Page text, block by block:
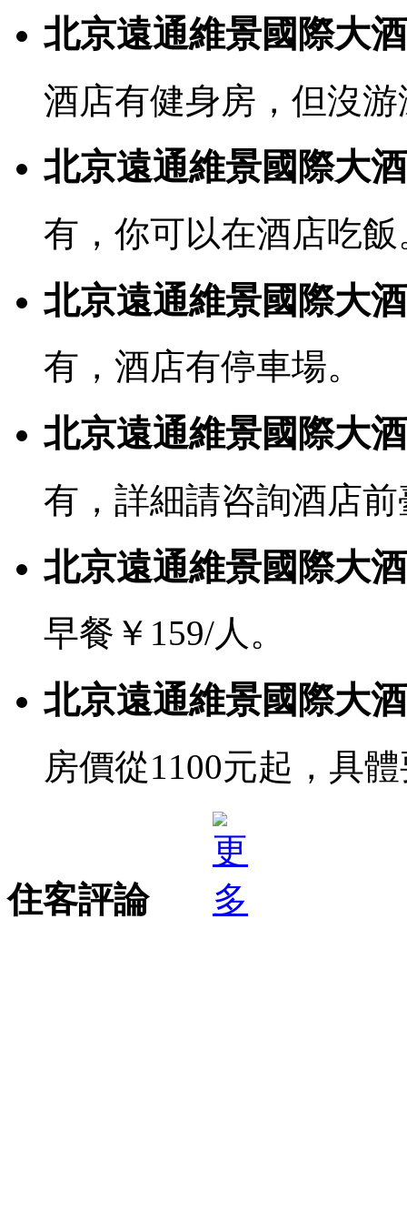
北京遠通維景國際大
酒店有健身房，但沒
北京遠通維景國際大
有，你可以在酒店吃飯
北京遠通維景國際大
有，酒店有停車場。
北京遠通維景國際大
有，詳細請咨詢酒店前
北京遠通維景國際大
早餐￥159/人。
北京遠通維景國際大
房價從1100元起，具
住客評論